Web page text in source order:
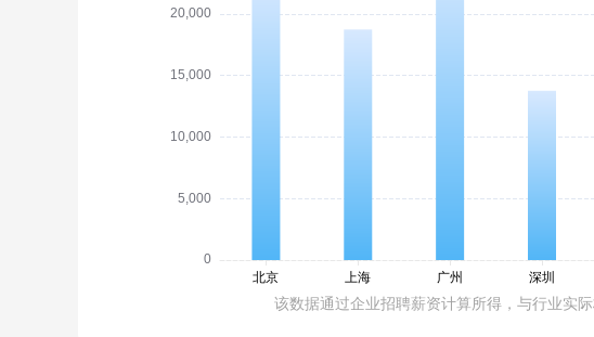
该数据通过企业招聘薪资计算所得，与行业实